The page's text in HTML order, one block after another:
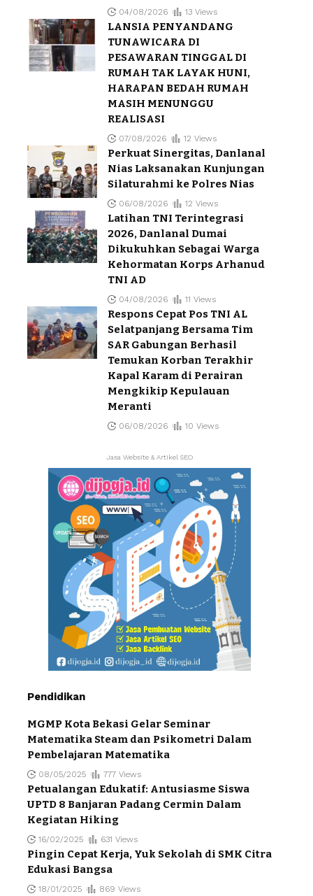
04/08/2026 13 Views
LANSIA PENYANDANG
TUNAWICARA DI
PESAWARAN TINGGAL DI
RUMAH TAK LAYAK HUNI,
HARAPAN BEDAH RUMAH
MASIH MENUNGGU
REALISASI
07/08/2026 12 Views
Perkuat Sinergitas, Danlanal
Nias Laksanakan Kunjungan
Silaturahmi ke Polres Nias
06/08/2026 12 Views
Latihan TNI Terintegrasi
2026, Danlanal Dumai
Dikukuhkan Sebagai Warga
Kehormatan Korps Arhanud
TNI AD
04/08/2026 11 Views
Respons Cepat Pos TNI AL
Selatpanjang Bersama Tim
SAR Gabungan Berhasil
Temukan Korban Terakhir
Kapal Karam di Perairan
Mengkikip Kepulauan
Meranti
06/08/2026 10 Views
Jasa Website & Artikel SEO
Pendidikan
MGMP Kota Bekasi Gelar Seminar
Matematika Steam dan Psikometri Dalam
Pembelajaran Matematika
08/05/2025 777 Views
Petualangan Edukatif: Antusiasme Siswa
UPTD 8 Banjaran Padang Cermin Dalam
Kegiatan Hiking
16/02/2025 631 Views
Pingin Cepat Kerja, Yuk Sekolah di SMK Citra
Edukasi Bangsa
18/01/2025 869 Views